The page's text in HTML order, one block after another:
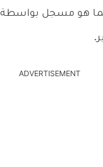
كما هو مسجل بواسطة
ADVERTISEMENT